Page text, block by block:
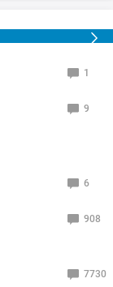
1
9
6
908
7730